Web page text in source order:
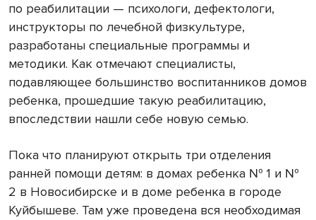
по реабилитации — психологи, дефектологи,
инструкторы по лечебной физкультуре,
разработаны специальные программы и
методики. Как отмечают специалисты,
подавляющее большинство воспитанников домов
ребенка, прошедшие такую реабилитацию,
впоследствии нашли себе новую семью.
Пока что планируют открыть три отделения
ранней помощи детям: в домах ребенка № 1 и №
2 в Новосибирске и в доме ребенка в городе
Куйбышеве. Там уже проведена вся необходимая